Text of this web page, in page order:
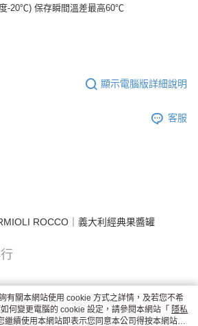
-20℃) 保存瞬間溫差最高60℃
顯示電腦版詳細說明
客服
ROCCO｜義大利經典果醬罐
有關本網站使用 cookie 方式之詳情，及若您不希
何變更電腦的 cookie 設定，請參閱本網站「 隱私
繼續使用本網站即表示您同意本公司得按本網站使